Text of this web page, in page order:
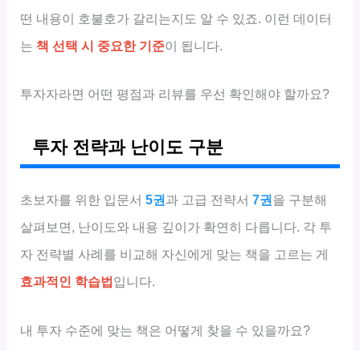
떤 내용이 호불호가 갈리는지도 알 수 있죠. 이런 데이터
는책 선택 시 중요한 기준이 됩니다.
투자자라면 어떤 평점과 리뷰를 우선 확인해야 할까요?
투자 전략과 난이도 구분
초보자를 위한 입문서5권 과 고급 전략서7권 을 구분해
살펴보면, 난이도와 내용 깊이가 확연히 다릅니다. 각 투
자 전략별 사례를 비교해 자신에게 맞는 책을 고르는 게
효과적인 학습법 입니다.
내 투자 수준에 맞는 책은 어떻게 찾을 수 있을까요?